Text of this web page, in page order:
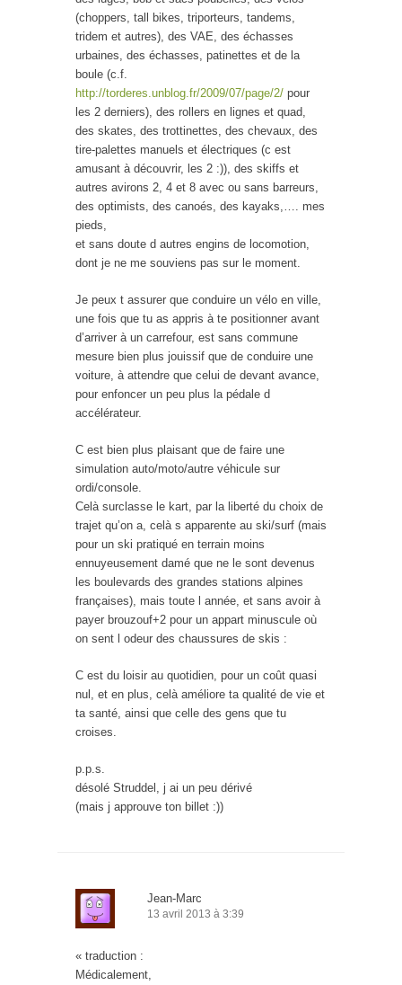
(choppers, tall bikes, triporteurs, tandems,
tridem et autres), des VAE, des échasses
urbaines, des échasses, patinettes et de la
boule (c.f.
http://torderes.unblog.fr/2009/07/page/2/ pour
les 2 derniers), des rollers en lignes et quad,
des skates, des trottinettes, des chevaux, des
tire-palettes manuels et électriques (c est
amusant à découvrir, les 2 :)), des skiffs et
autres avirons 2, 4 et 8 avec ou sans barreurs,
des optimists, des canoés, des kayaks,…. mes
pieds,
et sans doute d autres engins de locomotion,
dont je ne me souviens pas sur le moment.
Je peux t assurer que conduire un vélo en ville,
une fois que tu as appris à te positionner avant
d’arriver à un carrefour, est sans commune
mesure bien plus jouissif que de conduire une
voiture, à attendre que celui de devant avance,
pour enfoncer un peu plus la pédale d
accélérateur.
C est bien plus plaisant que de faire une
simulation auto/moto/autre véhicule sur
ordi/console.
Celà surclasse le kart, par la liberté du choix de
trajet qu’on a, celà s apparente au ski/surf (mais
pour un ski pratiqué en terrain moins
ennuyeusement damé que ne le sont devenus
les boulevards des grandes stations alpines
françaises), mais toute l année, et sans avoir à
payer brouzouf+2 pour un appart minuscule où
on sent l odeur des chaussures de skis :
C est du loisir au quotidien, pour un coût quasi
nul, et en plus, celà améliore ta qualité de vie et
ta santé, ainsi que celle des gens que tu
croises.
p.p.s.
désolé Struddel, j ai un peu dérivé
(mais j approuve ton billet :))
Jean-Marc
13 avril 2013 à 3:39
« traduction :
Médicalement,